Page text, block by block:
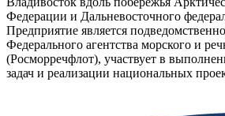
Федерации и Дальневосточного
Предприятие является
Федерального агентства морского и
(Росморречфлот), участвует в
задач и реализации национальных